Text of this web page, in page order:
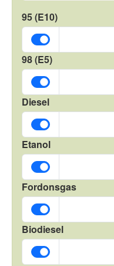
95 (E10)
98 (E5)
Diesel
Etanol
Fordonsgas
Biodiesel